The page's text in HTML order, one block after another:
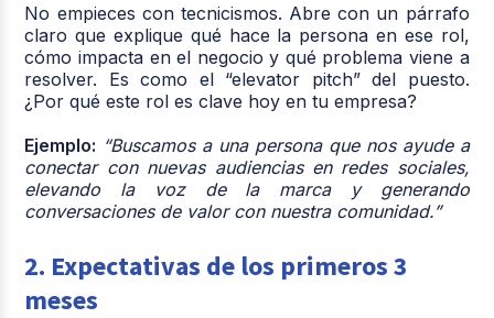
No empieces con tecnicismos. Abre con un párrafo
claro que explique qué hace la persona en ese rol,
cómo impacta en el negocio y qué problema viene a
resolver. Es como el “elevator pitch” del puesto.
¿Por qué este rol es clave hoy en tu empresa?
Ejemplo: “Buscamos a una persona que nos ayude a
conectar con nuevas audiencias en redes sociales,
elevando la voz de la marca y generando
conversaciones de valor con nuestra comunidad.”
2. Expectativas de los primeros 3
meses